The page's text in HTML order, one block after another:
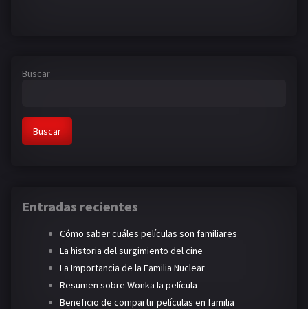
Buscar
Buscar
Entradas recientes
Cómo saber cuáles películas son familiares
La historia del surgimiento del cine
La Importancia de la Familia Nuclear
Resumen sobre Wonka la película
Beneficio de compartir películas en familia